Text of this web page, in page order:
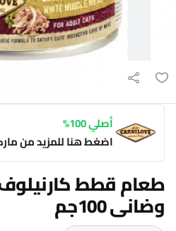
أصلي 100%
اضغط هنا للمزيد من
طعام قطط كارنيلوف
وضانى 100جم